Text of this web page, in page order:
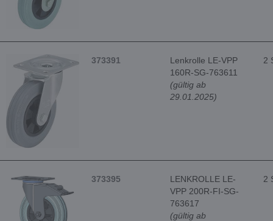
373391
Lenkrolle LE-VPP
160R-SG-763611
(gültig ab
29.01.2025)
2
373395
LENKROLLE LE-
VPP 200R-FI-SG-
763617
(gültig ab
2